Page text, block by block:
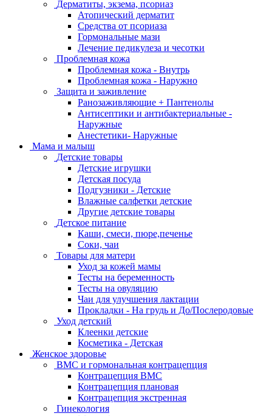
Дерматиты, экзема, псориаз
Атопический дерматит
Средства от псориаза
Гормональные мази
Лечение педикулеза и чесотки
Проблемная кожа
Проблемная кожа - Внутрь
Проблемная кожа - Наружно
Защита и заживление
Ранозаживляющие + Пантенолы
Антисептики и антибактериальные -
Наружные
Анестетики- Наружные
Мама и малыш
Детские товары
Детские игрушки
Детская посуда
Подгузники - Детские
Влажные салфетки детские
Другие детские товары
Детское питание
Каши, смеси, пюре,печенье
Соки, чаи
Товары для матери
Уход за кожей мамы
Тесты на беременность
Тесты на овуляцию
Чаи для улучшения лактации
Прокладки - На грудь и До/Послеродовые
Уход детский
Клеенки детские
Косметика - Детская
Женское здоровье
ВМС и гормональная контрацепция
Контрацепция ВМС
Контрацепция плановая
Контрацепция экстренная
Гинекология